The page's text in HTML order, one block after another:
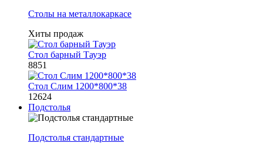
Столы на металлокаркасе
Хиты продаж
Стол барный Тауэр
8851
Стол Слим 1200*800*38
12624
Подстолья
Подстолья стандартные